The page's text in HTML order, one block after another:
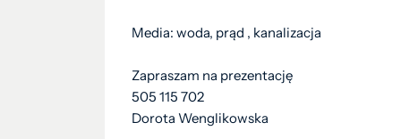
Media: woda, prąd , kanalizacja
Zapraszam na prezentację
505 115 702
Dorota Wenglikowska